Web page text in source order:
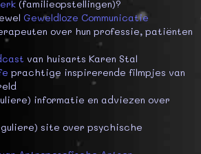
(familieopstellingen)?
Geweldloze Communicatie
over hun professie, patiënten
van huisarts Karen Stal
prachtige inspirerende filmpjes van
informatie en adviezen over
site over psychische